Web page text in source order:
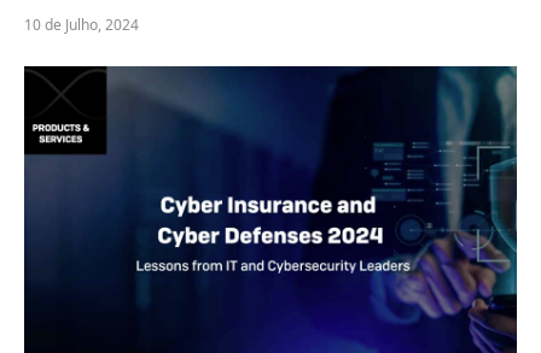
10 de Julho, 2024